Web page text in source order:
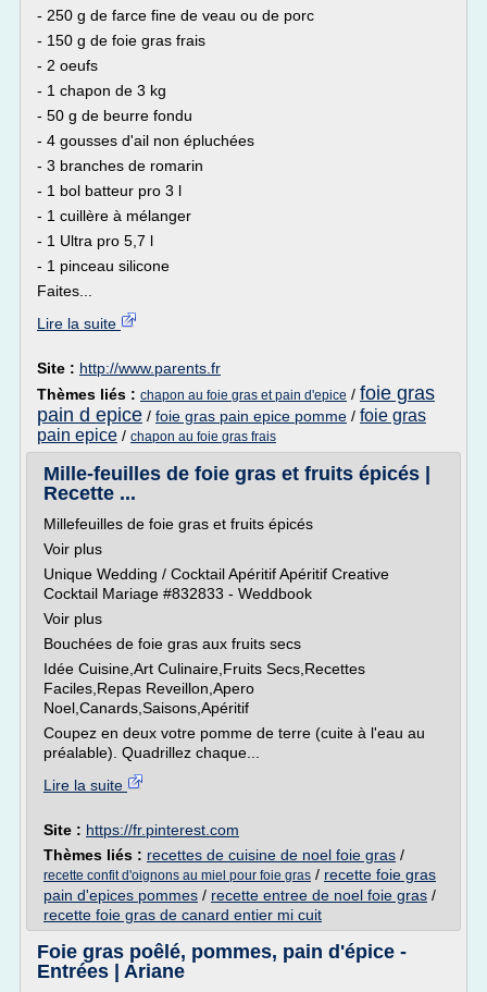
- 250 g de farce fine de veau ou de porc
- 150 g de foie gras frais
- 2 oeufs
- 1 chapon de 3 kg
- 50 g de beurre fondu
- 4 gousses d'ail non épluchées
- 3 branches de romarin
- 1 bol batteur pro 3 l
- 1 cuillère à mélanger
- 1 Ultra pro 5,7 l
- 1 pinceau silicone
Faites...
Lire la suite
Site : http://www.parents.fr
Thèmes liés : chapon au foie gras et pain d'epice / foie gras
pain d epice / foie gras pain epice pomme / foie gras
pain epice / chapon au foie gras frais
Mille-feuilles de foie gras et fruits épicés |
Recette ...
Millefeuilles de foie gras et fruits épicés
Voir plus
Unique Wedding / Cocktail Apéritif Apéritif Creative
Cocktail Mariage #832833 - Weddbook
Voir plus
Bouchées de foie gras aux fruits secs
Idée Cuisine,Art Culinaire,Fruits Secs,Recettes
Faciles,Repas Reveillon,Apero
Noel,Canards,Saisons,Apéritif
Coupez en deux votre pomme de terre (cuite à l'eau au
préalable). Quadrillez chaque...
Lire la suite
Site : https://fr.pinterest.com
Thèmes liés : recettes de cuisine de noel foie gras /
recette confit d'oignons au miel pour foie gras / recette foie gras
pain d'epices pommes / recette entree de noel foie gras /
recette foie gras de canard entier mi cuit
Foie gras poêlé, pommes, pain d'épice -
Entrées | Ariane